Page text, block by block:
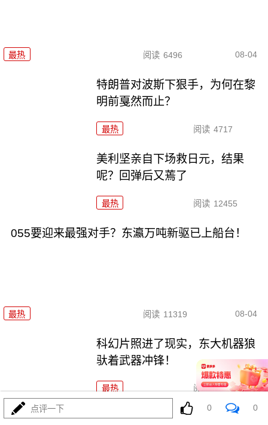
最热 阅读 6496 08-04
特朗普对波斯下狠手，为何在黎
明前戛然而止？
最热 阅读 4717
美利坚亲自下场救日元，结果
呢？回弹后又蔫了
最热 阅读 12455
055要迎来最强对手？东瀛万吨新驱已上船台！
最热 阅读 11319 08-04
科幻片照进了现实，东大机器狼
驮着武器冲锋！
最热 阅读 8852
千机压境：俄乌战场上的\"蜂群
点评一下 0 0